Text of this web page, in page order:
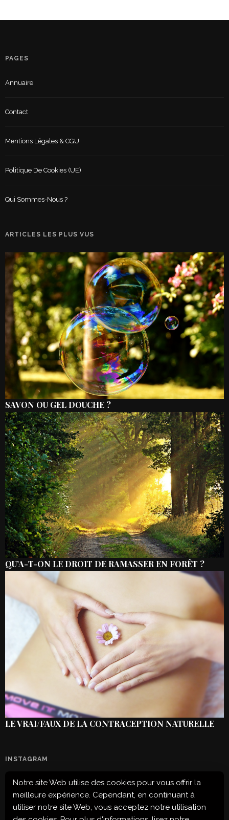
PAGES
Annuaire
Contact
Mentions Légales & CGU
Politique De Cookies (UE)
Qui Sommes-Nous ?
ARTICLES LES PLUS VUS
SAVON OU GEL DOUCHE ?
QU’A-T-ON LE DROIT DE RAMASSER EN FORÊT ?
LE VRAI/FAUX DE LA CONTRACEPTION NATURELLE
INSTAGRAM
Configuration error or no pictures...
Notre site Web utilise des cookies pour vous offrir la
meilleure expérience. Cependant, en continuant à
utiliser notre site Web, vous acceptez notre utilisation